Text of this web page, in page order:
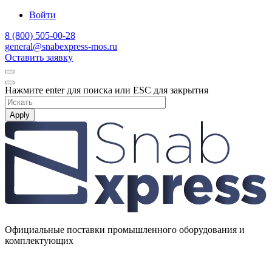
Войти
8 (800) 505-00-28
general@snabexpress-mos.ru
Оставить заявку
Нажмите enter для поиска или ESC для закрытия
Apply
Официальные поставки промышленного оборудования и
комплектующих